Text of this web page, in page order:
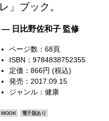
レ」ブック。
— 日比野佐和子 監修
ページ数：68頁
ISBN：9784838752355
定価：866円 (税込)
発売：2017.09.15
ジャンル：健康
MOOK 電子版あり